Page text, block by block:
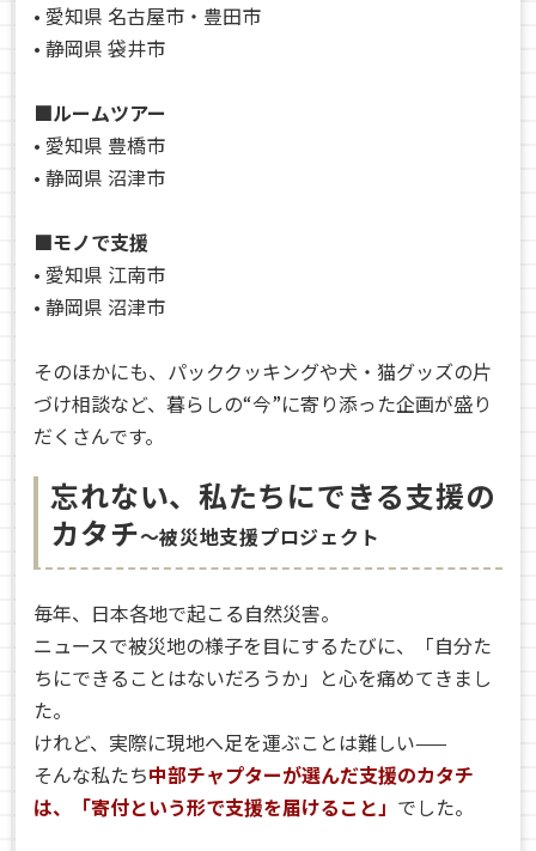
• 愛知県 名古屋市・豊田市
• 静岡県 袋井市
■ルームツアー
• 愛知県 豊橋市
• 静岡県 沼津市
■モノで支援
• 愛知県 江南市
• 静岡県 沼津市
そのほかにも、パッククッキングや犬・猫グッズの片
づけ相談など、暮らしの“今”に寄り添った企画が盛り
だくさんです。
忘れない、私たちにできる支援の
カタチ～被災地支援プロジェクト
毎年、日本各地で起こる自然災害。
ニュースで被災地の様子を目にするたびに、「自分た
ちにできることはないだろうか」と心を痛めてきまし
た。
けれど、実際に現地へ足を運ぶことは難しい——
そんな私たち中部チャプターが選んだ支援のカタチ
は、「寄付という形で支援を届けること」 でした。